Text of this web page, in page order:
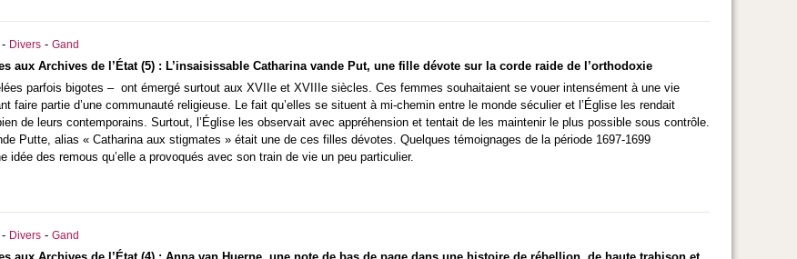
- Divers - Gand
aux Archives de l’État (5) : L’insaisissable Catharina vande Put, une fille dévote sur la corde raide de l’orthodoxie
parfois bigotes – ont émergé surtout aux XVIIe et XVIIIe siècles. Ces femmes souhaitaient se vouer intensément à une vie
faire partie d’une communauté religieuse. Le fait qu’elles se situent à mi-chemin entre le monde séculier et l’Église les rendait
de leurs contemporains. Surtout, l’Église les observait avec appréhension et tentait de les maintenir le plus possible sous contrôle.
Putte, alias « Catharina aux stigmates » était une de ces filles dévotes. Quelques témoignages de la période 1697-1699
idée des remous qu’elle a provoqués avec son train de vie un peu particulier.
- Divers - Gand